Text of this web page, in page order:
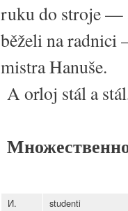
ruku do stroje —
běželi na radnici
mistra Hanuše.
A orloj stál a
И.
studenti